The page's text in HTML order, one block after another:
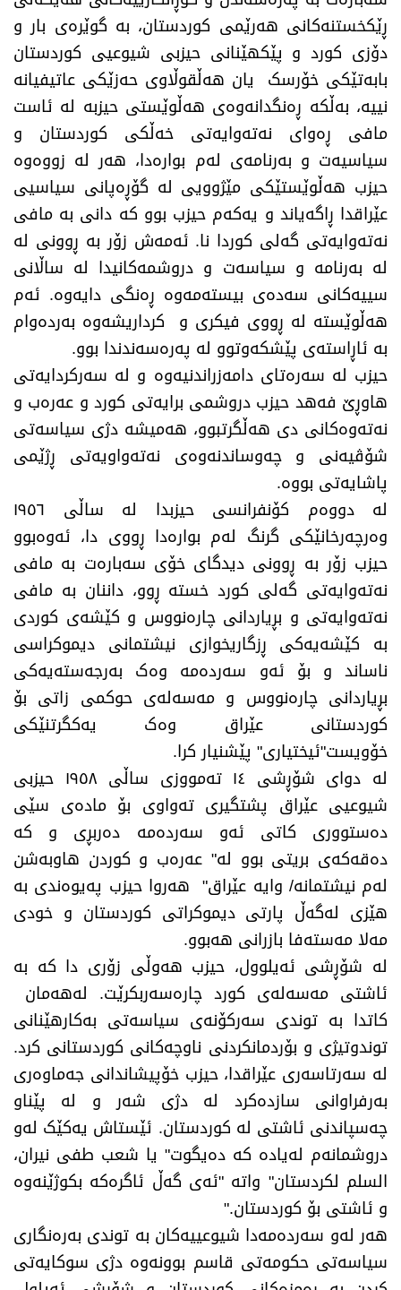
ڕێکخستنەکانی هەرێمی کوردستان، بە گوێرەی بار و
دۆزی کورد و پێکهێنانی‌ حیزبی شیوعیی کوردستان
بابەتێکی خۆرسک یان هەڵقوڵاوی حەزێکی عاتیفیانە
نییە، بەڵکە ڕەنگدانەوەی هەڵوێستی حیزبە لە ئاست
مافی ڕەوای نەتەوایەتی خەڵکی کوردستان و
سیاسیەت و بەرنامەی لەم بوارەدا، هەر لە زووەوە
حیزب هەڵوێستێکی مێژوویی لە گۆڕەپانی سیاسیی
عێراقدا ڕاگەیاند و یەکەم حیزب بوو کە دانی بە مافی
نەتەوایەتی گەلی کوردا نا. ئەمەش زۆر بە ڕوونی لە
لە بەرنامە و سیاسەت و دروشمەکانیدا لە ساڵانی
سییەکانی سەدەی بیستەمەوە ڕەنگی دایەوە. ئەم
هەڵوێستە لە ڕووی فیکری و کرداریشەوە بەردەوام
بە ئاڕاستەی پێشکەوتوو لە پەرەسەندندا بوو.
حیزب لە سەرەتای دامەزراندنیەوە و لە سەرکردایەتی
هاوڕێ فەهد حیزب دروشمی برایەتی کورد و عەرەب و
نەتەوەکانی دی هەڵگرتبوو، هەمیشە دژی سیاسەتی
شۆڤیەنی و چەوساندنەوەی نەتەواویەتی ڕژێمی
پاشایەتی بووە.
لە دووەم کۆنفرانسی حیزبدا لە ساڵی ١٩٥٦
وەرچەرخانێکی گرنگ لەم بوارەدا ڕووی دا، ئەوەبوو
حیزب زۆر بە ڕوونی دیدگای خۆی سەبارەت بە مافی
نەتەوایەتی گەلی کورد خستە ڕوو، داننان بە مافی
نەتەوایەتی و بڕیاردانی چارەنووس و کێشەی کوردی
بە کێشەیەکی ڕزگاریخوازی نیشتمانی دیموکراسی
ناساند و بۆ ئەو سەردەمە وەک بەرجەستەیەکی
بڕیاردانی چارەنووس و مەسەلەی حوکمی زاتی بۆ
کوردستانی عێراق وەک یەکگرتنێکی
خۆویست"ئیختیاری" پێشنیار کرا.
لە دوای شۆڕشی ١٤ تەمووزی ساڵی ١٩٥٨ حیزبی
شیوعیی عێراق پشتگیری تەواوی بۆ مادەی سێی
دەستووری کاتی ئەو سەردەمە دەربڕی و کە
دەقەکەی بریتی بوو لە" عەرەب و کوردن هاوبەشن
لەم نیشتمانە/ وایە عێراق" هەروا حیزب پەیوەندی بە
هێزی لەگەڵ پارتی دیموکراتی کوردستان و خودی
مەلا مەستەفا بازرانی هەبوو.
لە شۆڕشی ئەیلوول، حیزب هەوڵی زۆری دا کە بە
ئاشتی مەسەلەی کورد چارەسەربکرێت. لەهەمان
کاتدا بە توندی سەرکۆنەی سیاسەتی بەکارهێنانی
توندوتیژی و بۆردمانکردنی ناوچەکانی کوردستانی کرد.
لە سەرتاسەری عێراقدا، حیزب خۆپیشاندانی جەماوەری
بەرفراوانی سازدەکرد لە دژی شەر و لە پێناو
چەسپاندنی ئاشتی لە کوردستان. ئێستاش یەکێک لەو
دروشمانەم لەیادە کە دەیگوت" یا شعب طفی نیران،
السلم لکردستان" واتە "ئەی گەڵ ئاگرەکە بکوژێنەوە
و ئاشتی بۆ کوردستان."
هەر لەو سەردەمەدا شیوعییەکان بە توندی بەرەنگاری
سیاسەتی حکومەتی قاسم بوونەوە دژی سوکایەتی